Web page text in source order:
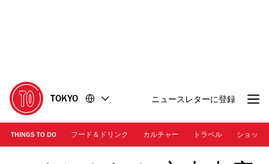
に
移
動
移
動
TOKYO ニュースレターに登録
THINGS TO DO フード＆ドリンク カルチャー トラベル ショッピ
Photo: Kato Pleasure Group